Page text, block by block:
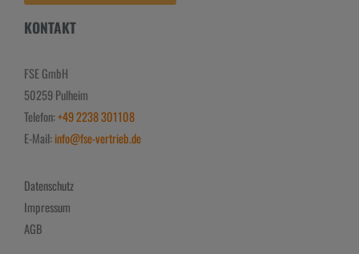
KONTAKT
FSE GmbH
50259 Pulheim
Telefon:+49 2238 301108
E-Mail:info@fse-vertrieb.de
Datenschutz
Impressum
AGB